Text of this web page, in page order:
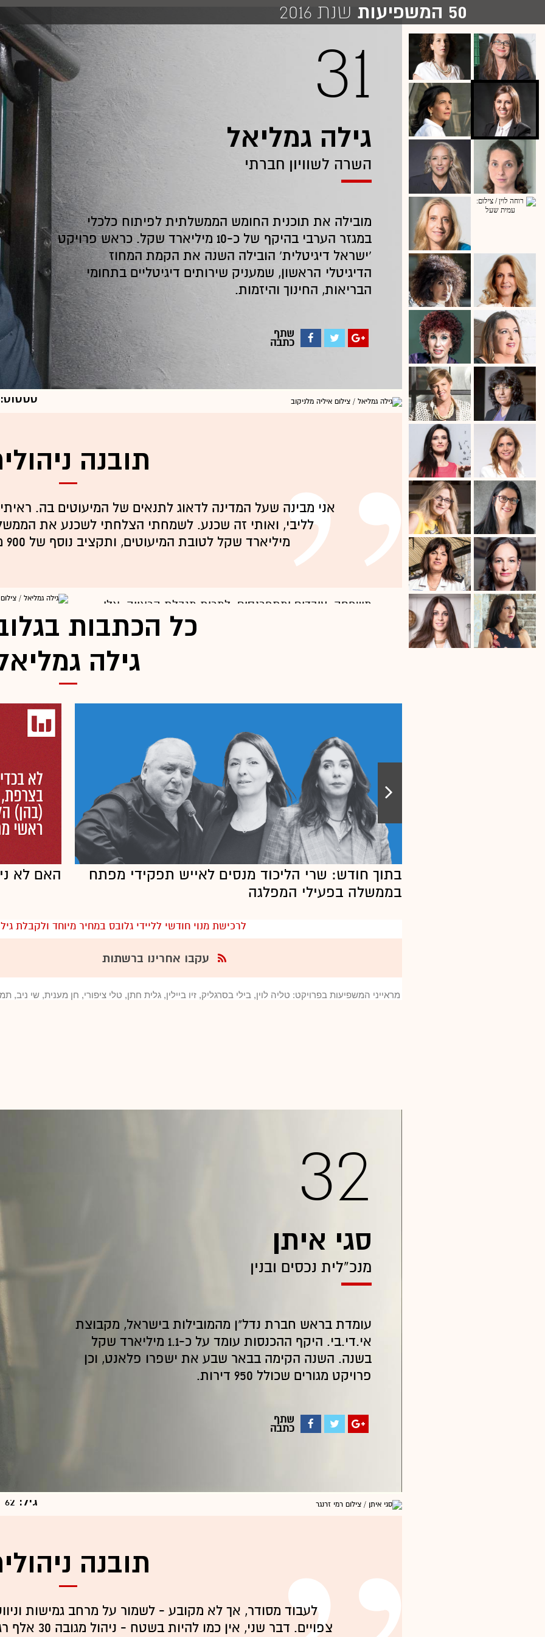
50 המשפיעות שנת 2016
31
גילה גמליאל
השרה לשוויון חברתי
מובילה את תוכנית החומש הממשלתית לפיתוח כלכלי
במגזר הערבי בהיקף של כ-10 מיליארד שקל. כראש פרויקט
‘ישראל דיגיטלית’ הובילה השנה את הקמת המחוז
הדיגיטלי הראשון, שמעניק שירותים דיגיטליים בתחומי
הבריאות, החינוך והיזמות.
שתף
כתבה
42
סטטוס:
תואר
תובנה
אני מבינה שעל המדינה לדאוג לתנאים של המיעוטים בה.
מיליארד שקל לטובת המיעוטים, ותקציב נוסף של 900 מיליון לטובת המיעוטים בצפון
עצה למנהלת מתחילה
"מוגבלות איננה מגבלה. זה מה שאני קיבלתי משכונת
משפחה, עובדים ומתפרנסים, למרות מגבלת הראייה. אלו
חלק מהדברים שהפנמתי מאוד חזק. איך הגענו לשם? אבא
לו לגור בצריפים של השכונה הזו, והוא כבר נשאר והקים
כל הכתבות
גילה
בתוך חודש: שרי הליכוד מנסים לאייש תפקידי מפתח
בממשלה בפעילי המפלגה
האם לא
לרכישת מנוי חודשי לליידי גלובס במחיר מיוחד ולקבלת גיליון 50 הנשים
עקבו אחרינו ברשתות
מראייני המשפיעות בפרויקט: טליה לוין, בילי בסרגליק, זיו ביילין, גלית חתן, טלי ציפורי, חן מענית, שי
32
סגי איתן
מנכ”לית נכסים ובנין
עומדת בראש חברת נדל"ן מהמובילות בישראל, מקבוצת
אי.די.בי. היקף ההכנסות עומד על כ-1.1 מיליארד שקל
בשנה. השנה הקימה בבאר שבע את ישפרו פלאנט, וכן
פרויקט מגורים שכולל 950 דירות.
שתף
כתבה
גיל:
אילן. תובנה
לעבוד מסודר, אך לא מקובע - לשמור על מרחב גמישות
צפויים. דבר שני, אין כמו להיות בשטח - ניהול מגובה 30 אלף רגל יכול להוביל לקבלת החלטות שגויה